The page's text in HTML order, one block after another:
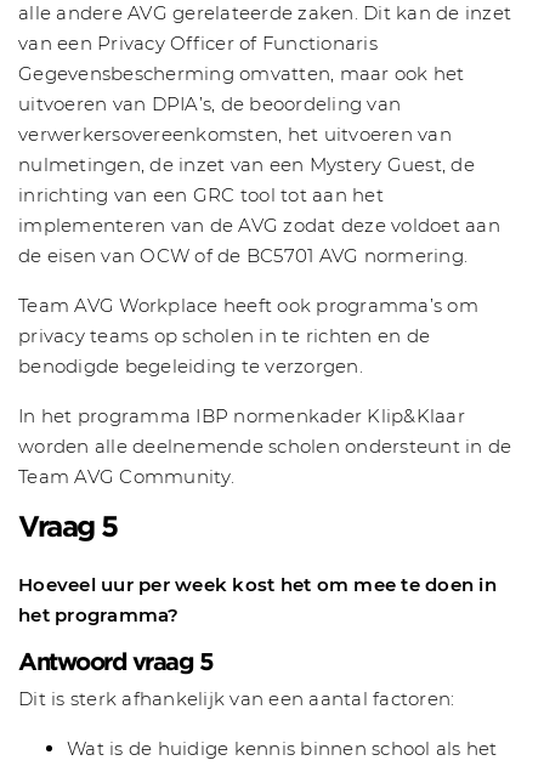
alle andere AVG gerelateerde zaken. Dit kan de inzet
van een Privacy Officer of Functionaris
Gegevensbescherming omvatten, maar ook het
uitvoeren van DPIA’s, de beoordeling van
verwerkersovereenkomsten, het uitvoeren van
nulmetingen, de inzet van een Mystery Guest, de
inrichting van een GRC tool tot aan het
implementeren van de AVG zodat deze voldoet aan
de eisen van OCW of de BC5701 AVG normering.
Team AVG Workplace heeft ook programma’s om
privacy teams op scholen in te richten en de
benodigde begeleiding te verzorgen.
In het programma IBP normenkader Klip&Klaar
worden alle deelnemende scholen ondersteunt in de
Team AVG Community.
Vraag 5
Hoeveel uur per week kost het om mee te doen in
het programma?
Antwoord vraag 5
Dit is sterk afhankelijk van een aantal factoren:
Wat is de huidige kennis binnen school als het